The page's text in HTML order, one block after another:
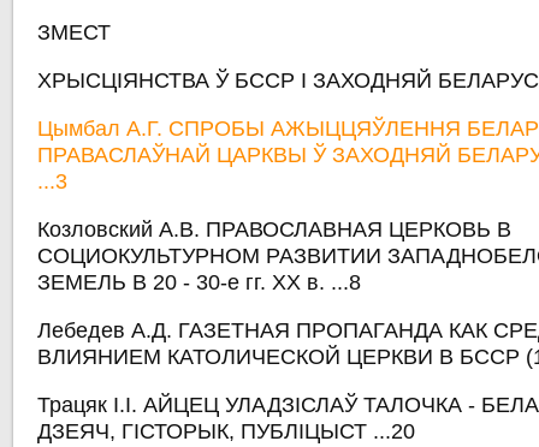
ЗМЕСТ
ХРЫСЦІЯНСТВА Ў БССР І ЗАХОДНЯЙ
Цымбал А.Г. СПРОБЫ АЖЫЦЦЯЎЛЕННЯ
ПРАВАСЛАЎНАЙ ЦАРКВЫ Ў ЗАХОДНЯЙ
...3
Козловский А.В. ПРАВОСЛАВНАЯ ЦЕРКОВЬ В
СОЦИОКУЛЬТУРНОМ РАЗВИТИИ
ЗЕМЕЛЬ В 20 - 30-е гг. XX в. ...8
Лебедев А.Д. ГАЗЕТНАЯ ПРОПАГАНДА КАК
ВЛИЯНИЕМ КАТОЛИЧЕСКОЙ ЦЕРКВИ В БССР
Трацяк І.І. АЙЦЕЦ УЛАДЗІСЛАЎ ТАЛОЧКА -
ДЗЕЯЧ, ГІСТОРЫК, ПУБЛІЦЫСТ ...20